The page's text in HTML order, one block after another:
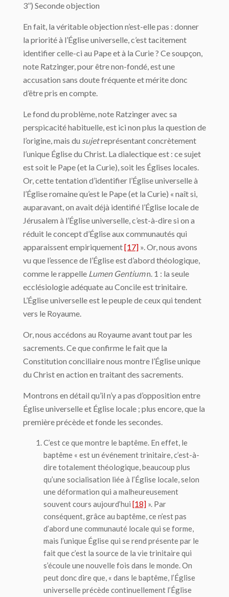
3’’) Seconde objection
En fait, la véritable objection n’est-elle pas : donner
la priorité à l’Église universelle, c’est tacitement
identifier celle-ci au Pape et à la Curie ? Ce soupçon,
note Ratzinger, pour être non-fondé, est une
accusation sans doute fréquente et mérite donc
d’être pris en compte.
Le fond du problème, note Ratzinger avec sa
perspicacité habituelle, est ici non plus la question de
l’origine, mais du sujetreprésentant concrètement
l’unique Église du Christ. La dialectique est : ce sujet
est soit le Pape (et la Curie), soit les Églises locales.
Or, cette tentation d’identifier l’Église universelle à
l’Église romaine qu’est le Pape (et la Curie) « naît si,
auparavant, on avait déjà identifié l’Église locale de
Jérusalem à l’Église universelle, c’est-à-dire si on a
réduit le concept d’Église aux communautés qui
apparaissent empiriquement[17] ». Or, nous avons
vu que l’essence de l’Église est d’abord théologique,
comme le rappelle Lumen Gentiumn. 1 : la seule
ecclésiologie adéquate au Concile est trinitaire.
L’Église universelle est le peuple de ceux qui tendent
vers le Royaume.
Or, nous accédons au Royaume avant tout par les
sacrements. Ce que confirme le fait que la
Constitution conciliaire nous montre l’Église unique
du Christ en action en traitant des sacrements.
Montrons en détail qu’il n’y a pas d’opposition entre
Église universelle et Église locale ; plus encore, que la
première précède et fonde les secondes.
C’est ce que montre le baptême. En effet, le
baptême « est un événement trinitaire, c’est-à-
dire totalement théologique, beaucoup plus
qu’une socialisation liée à l’Église locale, selon
une déformation qui a malheureusement
souvent cours aujourd’hui [18] ». Par
conséquent, grâce au baptême, ce n’est pas
d’abord une communauté locale qui se forme,
mais l’unique Église qui se rend présente par le
fait que c’est la source de la vie trinitaire qui
s’écoule une nouvelle fois dans le monde. On
peut donc dire que, « dans le baptême, l’Église
universelle précède continuellement l’Église